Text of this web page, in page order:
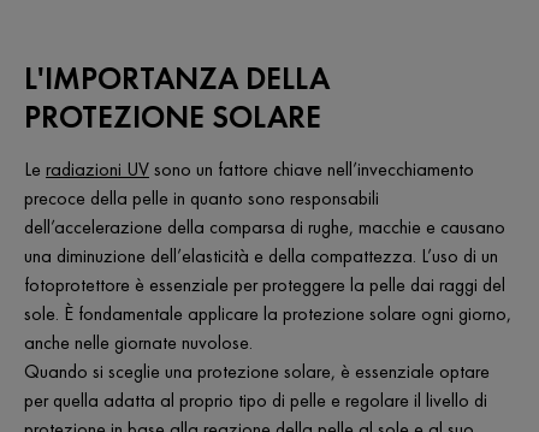
L'IMPORTANZA DELLA
PROTEZIONE SOLARE
Le radiazioni UVsono un fattore chiave nell’invecchiamento
precoce della pelle in quanto sono responsabili
dell’accelerazione della comparsa di rughe, macchie e causano
una diminuzione dell’elasticità e della compattezza. L’uso di un
fotoprotettore è essenziale per proteggere la pelle dai raggi del
sole. È fondamentale applicare la protezione solare ogni giorno,
anche nelle giornate nuvolose.
Quando si sceglie una protezione solare, è essenziale optare
per quella adatta al proprio tipo di pelle e regolare il livello di